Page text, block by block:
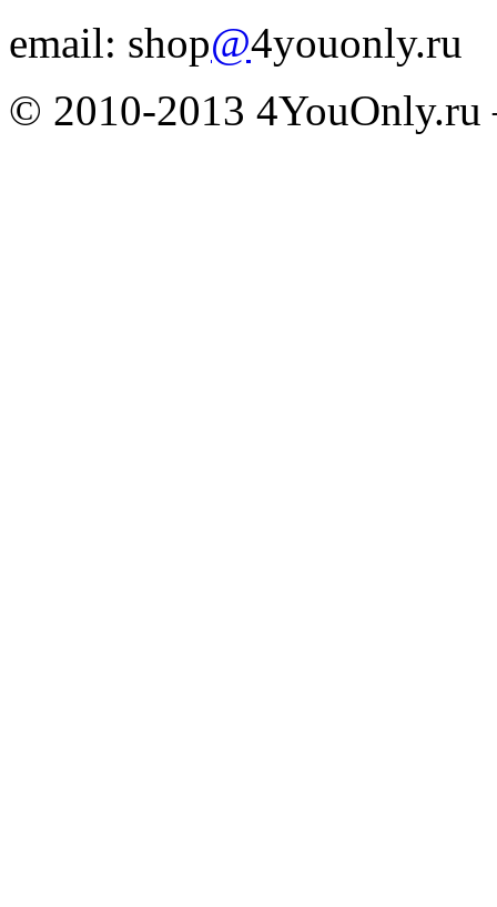
email: shop@4youonly.ru
© 2010-2013